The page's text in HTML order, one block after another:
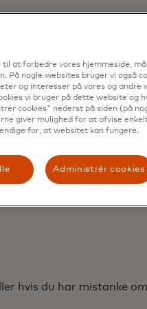
ikke holder dig
telefonen, online
hvis:
betingelserne ovenfor,
din kreditforening for at
for følgende
hvis du har mistanke
at forbedre vores hjemmeside,
På nogle websites bruger vi også
og interesser på vores og andre
vi bruger på dette website og
cookies" nederst på siden (på
giver mulighed for at afvise
for, at websitet kan fungere.
Administrér cookies